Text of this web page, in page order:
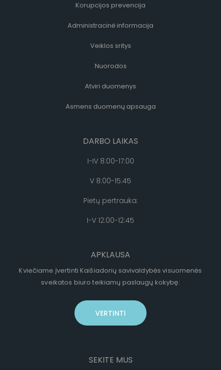
Korupcijos prevencija
Administracinė informacija
Veiklos sritys
Nuorodos
Atviri duomenys
Asmens duomenų apsauga
DARBO LAIKAS
I-IV 8:00-17:00
V 8:00-15:45
Pietų pertrauka:
I-V 12:00-12:45
APKLAUSA
Kviečiame įvertinti Kaišiadorių savivaldybės visuomenės
sveikatos biuro teikiamų paslaugų kokybę:
VERTINTI
SEKITE MUS